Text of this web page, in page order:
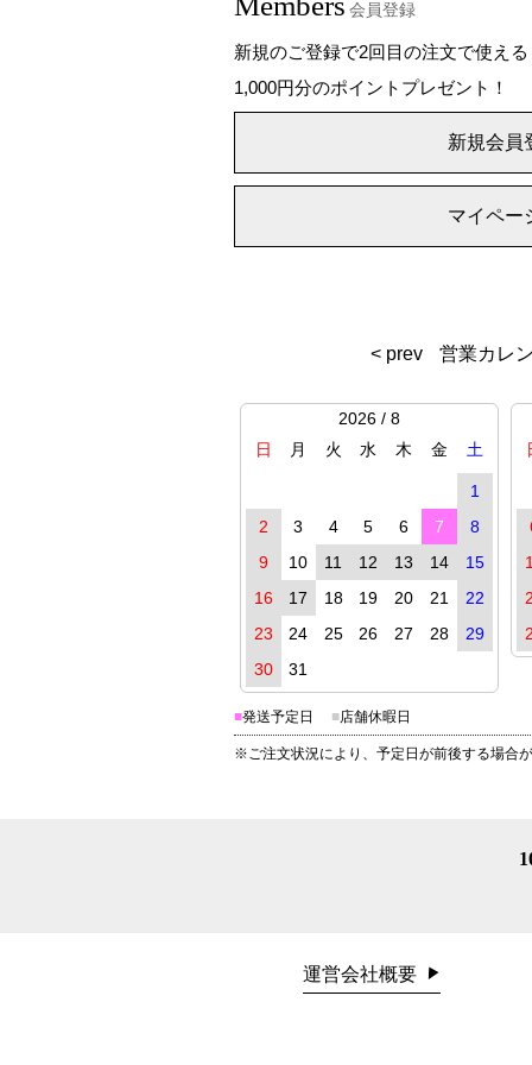
会員登録
新規のご登録で2回目の注文で使える
1,000円分のポイントプレゼント！
新規会員
マイペー
< prev 営業カレ
2026 / 8
日
月 火 水 木 金 土
1
2
3 4 5 6 7
8
9
10 11 12 13 14
15
16
17 18 19 20 21
22
23
24 25 26 27 28
29
30
31
■発送予定日 ■店舗休暇日
※ご注文状況により、予定日が前後する場合
運営会社概要